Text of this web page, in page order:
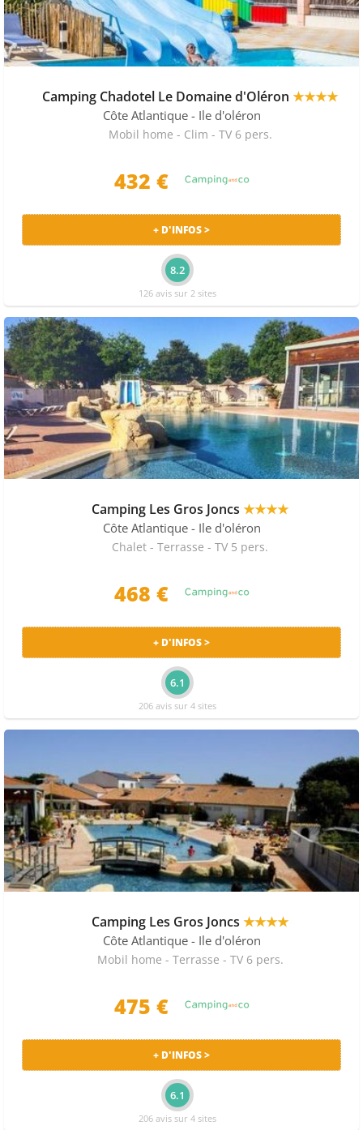
Camping Chadotel Le Domaine d'Oléron ★★★★
Côte Atlantique - Ile d'oléron
Mobil home - Clim - TV 6 pers.
432 €
+ D'INFOS >
8.2
126 avis sur 2 sites
Camping Les Gros Joncs ★★★★
Côte Atlantique - Ile d'oléron
Chalet - Terrasse - TV 5 pers.
468 €
+ D'INFOS >
6.1
206 avis sur 4 sites
Camping Les Gros Joncs ★★★★
Côte Atlantique - Ile d'oléron
Mobil home - Terrasse - TV 6 pers.
475 €
+ D'INFOS >
6.1
206 avis sur 4 sites